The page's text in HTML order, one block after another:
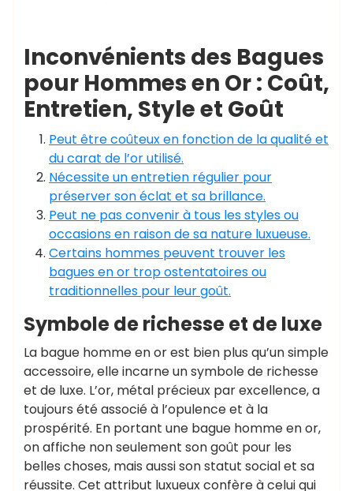
Inconvénients des Bagues
pour Hommes en Or : Coût,
Entretien, Style et Goût
Peut être coûteux en fonction de la qualité et
du carat de l’or utilisé.
Nécessite un entretien régulier pour
préserver son éclat et sa brillance.
Peut ne pas convenir à tous les styles ou
occasions en raison de sa nature luxueuse.
Certains hommes peuvent trouver les
bagues en or trop ostentatoires ou
traditionnelles pour leur goût.
Symbole de richesse et de luxe
La bague homme en or est bien plus qu’un simple
accessoire, elle incarne un symbole de richesse
et de luxe. L’or, métal précieux par excellence, a
toujours été associé à l’opulence et à la
prospérité. En portant une bague homme en or,
on affiche non seulement son goût pour les
belles choses, mais aussi son statut social et sa
réussite. Cet attribut luxueux confère à celui qui